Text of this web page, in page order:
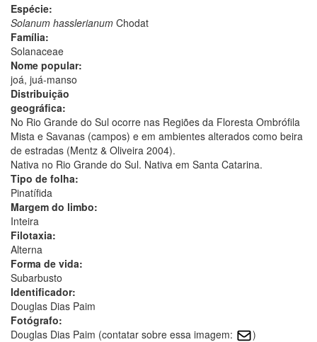
Espécie:
Solanum hasslerianum Chodat
Família:
Solanaceae
Nome popular:
joá, juá-manso
Distribuição
geográfica:
No Rio Grande do Sul ocorre nas Regiões da Floresta Ombrófila
Mista e Savanas (campos) e em ambientes alterados como beira
de estradas (Mentz & Oliveira 2004).
Nativa no Rio Grande do Sul. Nativa em Santa Catarina.
Tipo de folha:
Pinatífida
Margem do limbo:
Inteira
Filotaxia:
Alterna
Forma de vida:
Subarbusto
Identificador:
Douglas Dias Paim
Fotógrafo:
Douglas Dias Paim (contatar sobre essa imagem:
)